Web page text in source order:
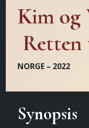
Kim og
Retten
NORGE – 2022
Synopsis